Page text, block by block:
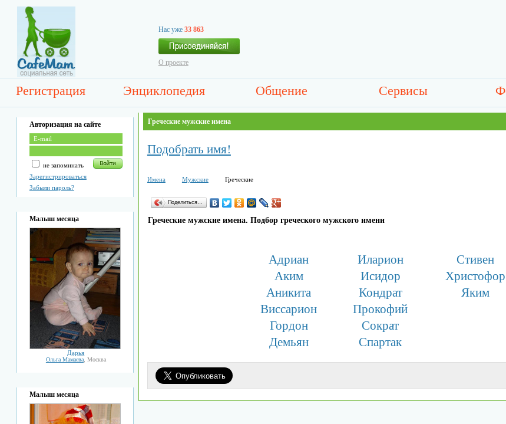
Нас уже 33 863
О проекте
Регистрация Энциклопедия Общение Сервисы
Авторизация на сайте
не запоминать
Зарегистрироваться
Забыли пароль?
Малыш месяца
Дарья
Ольга Мамаева, Москва
Малыш месяца
Греческие мужские имена
Подобрать имя!
Имена Мужские Греческие
Поделиться…
Греческие мужские имена. Подбор греческого мужского имени
Адриан Иларион
Стивен
Аким
Исидор
Христофор
Аникита
Кондрат
Яким
Виссарион
Прокофий
Гордон
Сократ
Демьян
Спартак